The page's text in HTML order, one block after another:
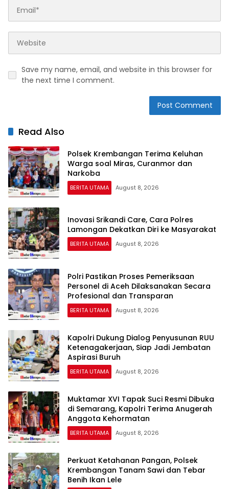
Save my name, email, and website in this browser for
the next time I comment.
Read Also
Polsek Krembangan Terima Keluhan
Warga soal Miras, Curanmor dan
Narkoba
BERITA UTAMA August 8, 2026
Inovasi Srikandi Care, Cara Polres
Lamongan Dekatkan Diri ke Masyarakat
BERITA UTAMA August 8, 2026
Polri Pastikan Proses Pemeriksaan
Personel di Aceh Dilaksanakan Secara
Profesional dan Transparan
BERITA UTAMA August 8, 2026
Kapolri Dukung Dialog Penyusunan RUU
Ketenagakerjaan, Siap Jadi Jembatan
Aspirasi Buruh
BERITA UTAMA August 8, 2026
Muktamar XVI Tapak Suci Resmi Dibuka
di Semarang, Kapolri Terima Anugerah
Anggota Kehormatan
BERITA UTAMA August 8, 2026
Perkuat Ketahanan Pangan, Polsek
Krembangan Tanam Sawi dan Tebar
Benih Ikan Lele